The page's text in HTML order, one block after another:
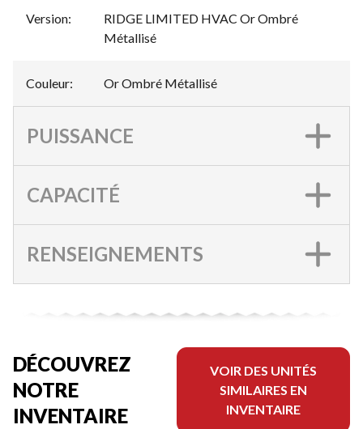
Version:
RIDGE LIMITED HVAC Or Ombré
Métallisé
Couleur: Or Ombré Métallisé
PUISSANCE
CAPACITÉ
RENSEIGNEMENTS
DÉCOUVREZ
NOTRE
INVENTAIRE
VOIR DES UNITÉS
SIMILAIRES EN
INVENTAIRE